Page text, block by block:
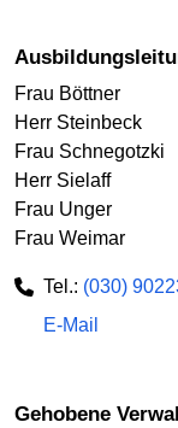
Frau Böttner
Herr Steinbeck
Frau Schnegotzki
Herr Sielaff
Frau Unger
Frau Weimar
Tel.: (030)
E-Mail
Gehobene